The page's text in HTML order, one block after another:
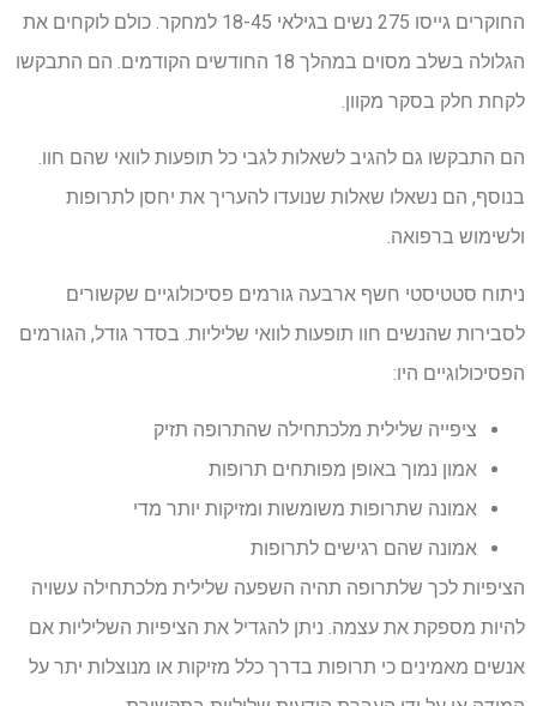
החוקרים גייסו 275 נשים בגילאי 18-45 למחקר. כולם לוקחים את
הגלולה בשלב מסוים במהלך 18 החודשים הקודמים. הם התבקשו
לקחת חלק בסקר מקוון.
הם התבקשו גם להגיב לשאלות לגבי כל תופעות לוואי שהם חוו.
בנוסף, הם נשאלו שאלות שנועדו להעריך את יחסן לתרופות
ולשימוש ברפואה.
ניתוח סטטיסטי חשף ארבעה גורמים פסיכולוגיים שקשורים
לסבירות שהנשים חוו תופעות לוואי שליליות. בסדר גודל, הגורמים
הפסיכולוגיים היו:
ציפייה שלילית מלכתחילה שהתרופה תזיק
אמון נמוך באופן מפותחים תרופות
אמונה שתרופות משומשות ומזיקות יותר מדי
אמונה שהם רגישים לתרופות
הציפיות לכך שלתרופה תהיה השפעה שלילית מלכתחילה עשויה
להיות מספקת את עצמה. ניתן להגדיל את הציפיות השליליות אם
אנשים מאמינים כי תרופות בדרך כלל מזיקות או מנוצלות יתר על